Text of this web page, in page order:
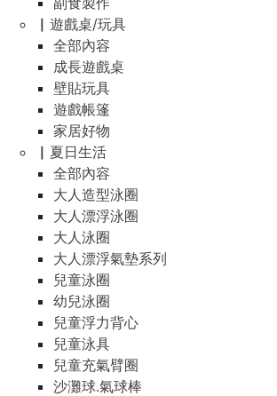
▏遊戲桌/玩具
全部內容
成長遊戲桌
壁貼玩具
遊戲帳篷
家居好物
▏夏日生活
全部內容
大人造型泳圈
大人漂浮泳圈
大人泳圈
大人漂浮氣墊系列
兒童泳圈
幼兒泳圈
兒童浮力背心
兒童泳具
兒童充氣臂圈
沙灘球.氣球棒